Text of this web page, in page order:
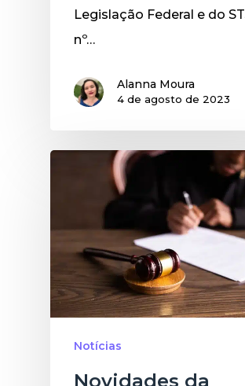
Legislação Federal e do
nº…
Alanna Moura
4 de agosto de 2023
Notícias
Novidades da